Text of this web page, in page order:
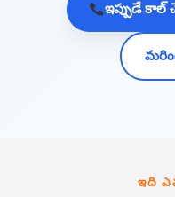
ఇప్పుడే కాల్
ఇది